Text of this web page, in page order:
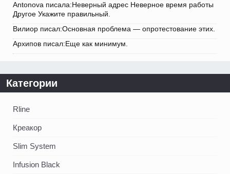
Antonova писала:Неверный адрес Неверное время работы
Другое Укажите правильный.
Вилиор писал:Основная проблема — опротестование этих.
Архипов писал:Еще как минимум.
Категории
Rline
Креакор
Slim System
Infusion Black